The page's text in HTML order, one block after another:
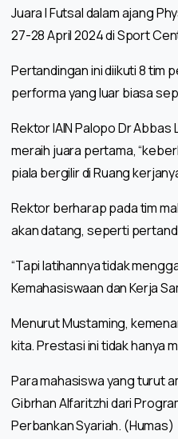
Juara I Futsal dalam ajang
27-28 April 2024 di Sport
Pertandingan ini diikuti 8 tim
performa yang luar biasa
Rektor IAIN Palopo Dr
meraih juara pertama,
piala bergilir di Ruang
Rektor berharap pada tim
akan datang, seperti
“Tapi latihannya tidak
Kemahasiswaan dan Kerja
Menurut Mustaming,
kita. Prestasi ini tidak hanya
Para mahasiswa yang turut
Gibrhan Alfaritzhi dari
Perbankan Syariah. (Humas)